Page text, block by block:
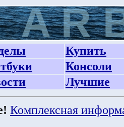
Купить
Консоли
Лучшие
Комплексная